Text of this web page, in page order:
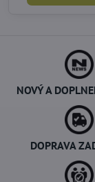
NOVÝ A
DOPRAVA